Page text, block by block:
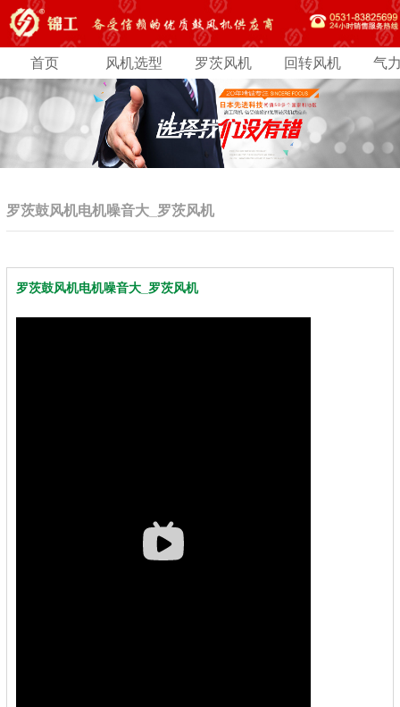
首页 风机选型 罗茨风机 回转风机 气
罗茨鼓风机电机噪音大_罗茨风机
罗茨鼓风机电机噪音大_罗茨风机